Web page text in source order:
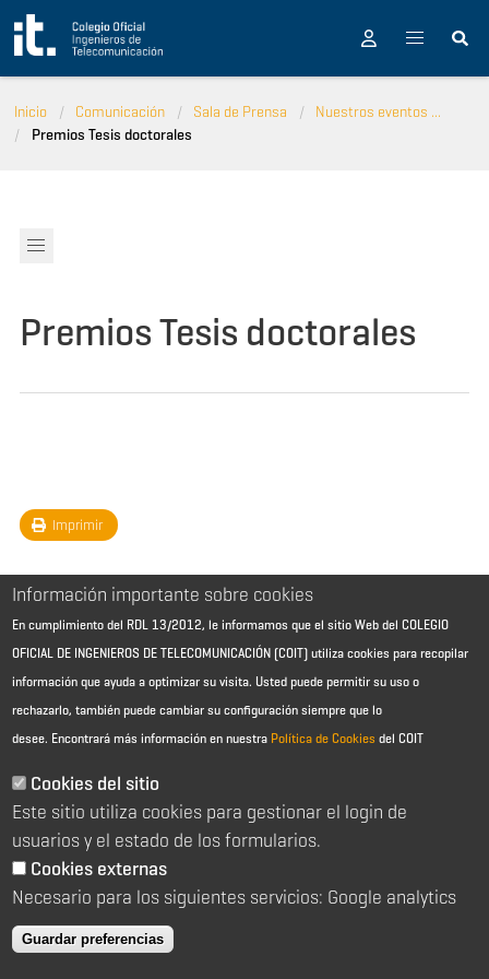
Pasar al contenido principal
Inicio Comunicación Sala de Prensa
Nuestros eventos ...
Premios Tesis doctorales
Premios Tesis doctorales
Imprimir
Aviso Legal - Información general
Política de cookies
Política de reembolso
Sitemap
C/ Almagro 2 1º Izqda 28010 Madrid
91 391 10 66
coit@coit.es
Información importante sobre cookies
En cumplimiento del RDL 13/2012, le informamos que el sitio Web del COLEGIO
OFICIAL DE INGENIEROS DE TELECOMUNICACIÓN (COIT) utiliza cookies para recopilar
información que ayuda a optimizar su visita. Usted puede permitir su uso o
rechazarlo, también puede cambiar su configuración siempre que lo
desee. Encontrará más información en nuestra Política de Cookies del COIT
Cookies del sitio
Este sitio utiliza cookies para gestionar el login de
usuarios y el estado de los formularios.
Cookies externas
Necesario para los siguientes servicios: Google analytics
Guardar preferencias